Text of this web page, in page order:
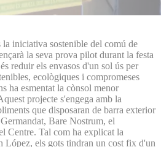
iniciativa sostenible del comú de
la seva prova pilot durant la festa
reduir els envasos d'un sol ús per
ecològiques i compromeses
ha esmentat la cònsol menor
projecte s'engega amb la
que disposaran de barra exterior
Bare Nostrum, el
Centre. Tal com ha explicat la
López, els gots tindran un cost fix d'un